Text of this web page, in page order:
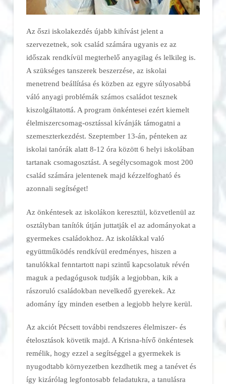
Az őszi iskolakezdés újabb kihívást jelent a
szervezetnek, sok család számára ugyanis ez az
időszak rendkívül megterhelő anyagilag és lelkileg is.
A szükséges tanszerek beszerzése, az iskolai
menetrend beállítása és közben az egyre súlyosabbá
váló anyagi problémák számos családot tesznek
kiszolgáltatottá. A program önkéntesei ezért kiemelt
élelmiszercsomag-osztással kívánják támogatni a
szemeszterkezdést. Szeptember 13-án, pénteken az
iskolai tanórák alatt 8-12 óra között 6 helyi iskolában
tartanak csomagosztást. A segélycsomagok most 200
család számára jelentenek majd kézzelfogható és
azonnali segítséget!
Az önkéntesek az iskolákon keresztül, közvetlenül az
osztályban tanítók útján juttatják el az adományokat a
gyermekes családokhoz. Az iskolákkal való
együttműködés rendkívül eredményes, hiszen a
tanulókkal fenntartott napi szintű kapcsolatuk révén
maguk a pedagógusok tudják a legjobban, kik a
rászoruló családokban nevelkedő gyerekek. Az
adomány így minden esetben a legjobb helyre kerül.
Az akciót Pécsett további rendszeres élelmiszer- és
ételosztások követik majd. A Krisna-hívő önkéntesek
remélik, hogy ezzel a segítséggel a gyermekek is
nyugodtabb környezetben kezdhetik meg a tanévet és
így kizárólag legfontosabb feladatukra, a tanulásra